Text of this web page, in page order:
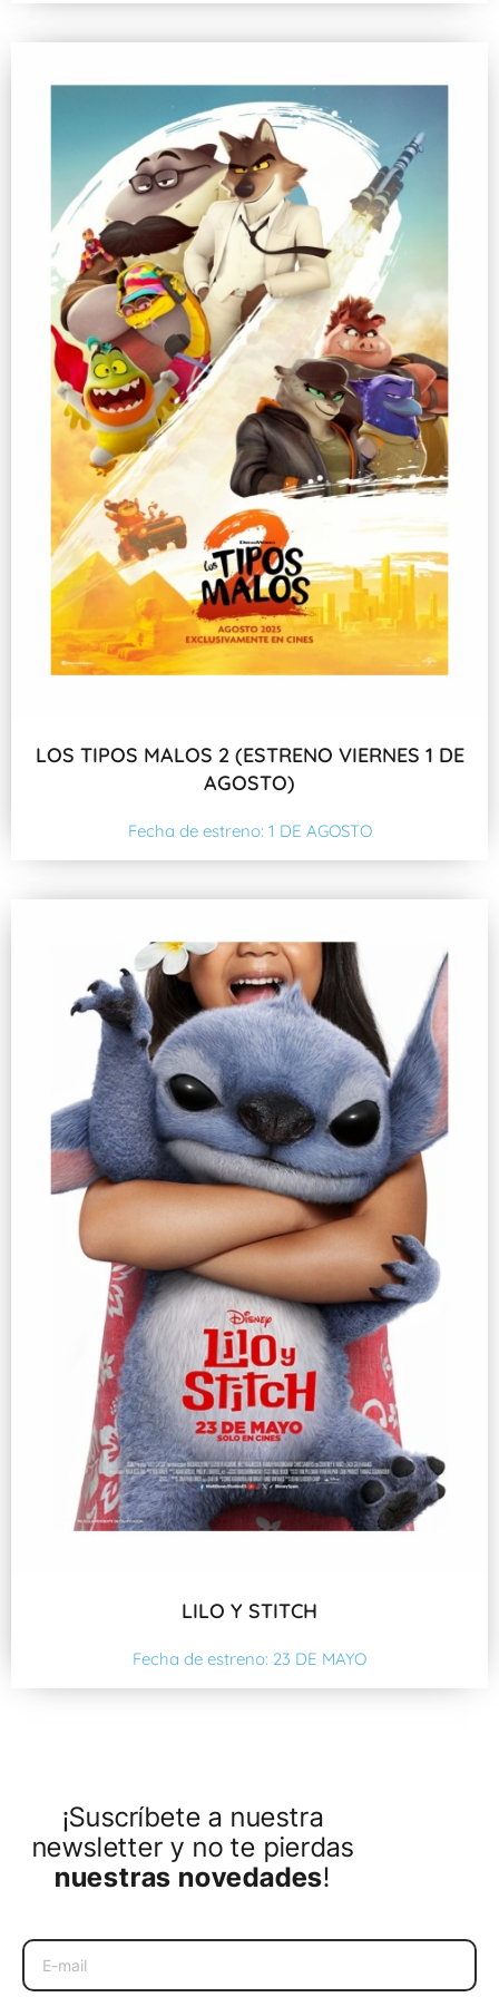
LOS TIPOS MALOS 2 (ESTRENO VIERNES 1 DE
AGOSTO)
Fecha de estreno: 1 DE AGOSTO
LILO Y STITCH
Fecha de estreno: 23 DE MAYO
¡Suscríbete a nuestra
newsletter y no te pierdas
nuestras novedades!
Email